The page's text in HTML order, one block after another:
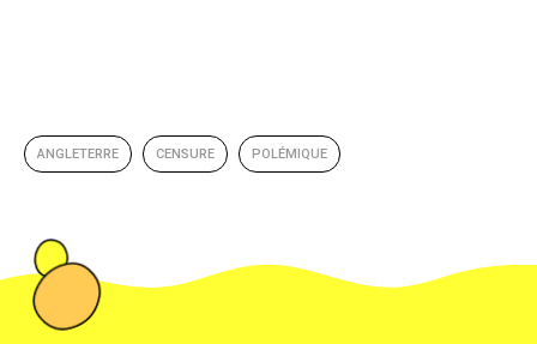
ANGLETERRE CENSURE POLÉMIQUE